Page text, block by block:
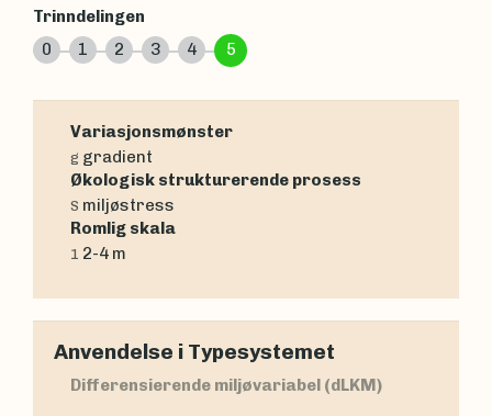
Trinndelingen
0
1 2 3 4 5
Variasjonsmønster
g gradient
Økologisk strukturerende prosess
S miljøstress
Romlig skala
1 2-4 m
Anvendelse i Typesystemet
Differensierende miljøvariabel (dLKM)